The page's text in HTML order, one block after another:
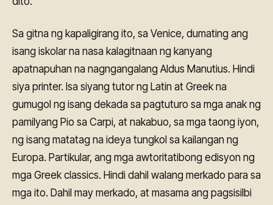
Sa gitna ng kapaligirang ito, sa Venice, dumating ang
isang iskolar na nasa kalagitnaan ng kanyang
apatnapuhan na nagngangalang Aldus Manutius. Hindi
siya printer. Isa siyang tutor ng Latin at Greek na
gumugol ng isang dekada sa pagtuturo sa mga anak ng
pamilyang Pio sa Carpi, at nakabuo, sa mga taong iyon,
ng isang matatag na ideya tungkol sa kailangan ng
Europa. Partikular, ang mga awtoritatibong edisyon ng
mga Greek classics. Hindi dahil walang merkado para sa
mga ito. Dahil may merkado, at masama ang pagsisilbi